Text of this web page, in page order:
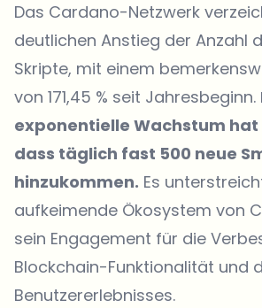
Das Cardano-Netzwerk
deutlichen Anstieg der Anzahl
Skripte, mit einem
von 171,45 % seit Jahresbeginn.
exponentielle Wachstum
dass täglich fast 500 neue
hinzukommen. Es
aufkeimende Ökosystem von
sein Engagement für die
Blockchain-Funktionalität und
Benutzererlebnisses.